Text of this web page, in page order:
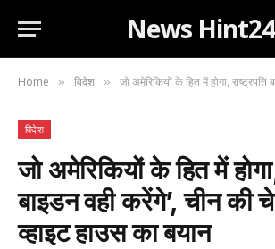
News Hint24
Home » विदेश » जो अमेरिकियों के हित में होगा, राष्ट्रपति बाइडन वही करेंगे’,
विदेश
जो अमेरिकियों के हित में
बाइडन वही करेंगे’, चीन की
व्हाइट हाउस का बयान